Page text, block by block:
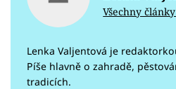
Všechny
Lenka Valjentová je
Píše hlavně o zahradě,
tradicích.